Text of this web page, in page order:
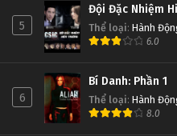
5
Đội Đặc Nhiệm
Thể loại: Hành
6.0
6
Bí Danh: Phần 1
Thể loại: Hành
8.0